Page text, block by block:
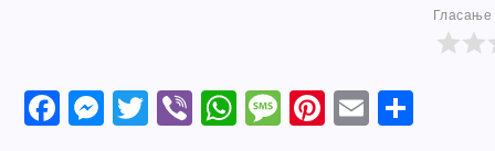
Гласање
F
M T
Vi W M Pi E